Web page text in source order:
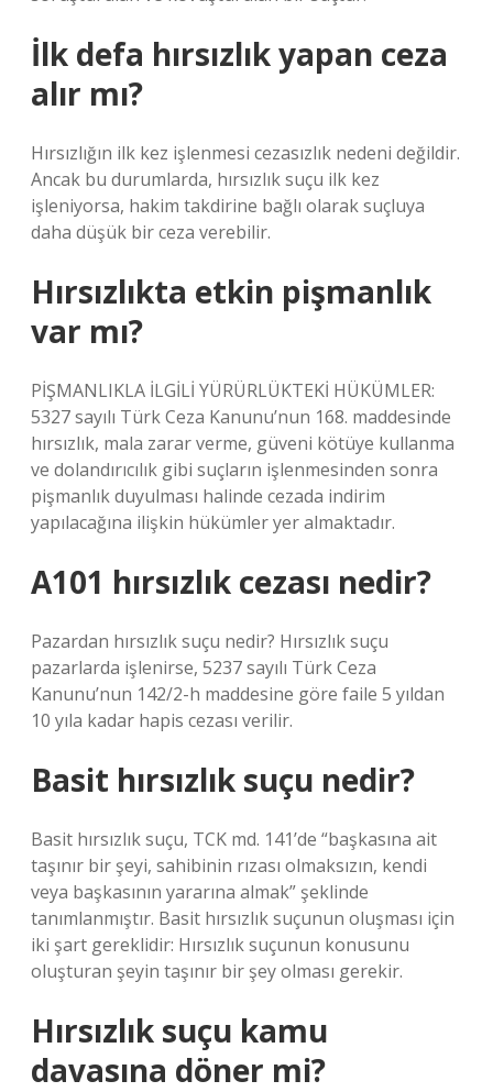
İlk defa hırsızlık yapan ceza
alır mı?
Hırsızlığın ilk kez işlenmesi cezasızlık nedeni değildir.
Ancak bu durumlarda, hırsızlık suçu ilk kez
işleniyorsa, hakim takdirine bağlı olarak suçluya
daha düşük bir ceza verebilir.
Hırsızlıkta etkin pişmanlık
var mı?
PİŞMANLIKLA İLGİLİ YÜRÜRLÜKTEKİ HÜKÜMLER:
5327 sayılı Türk Ceza Kanunu’nun 168. maddesinde
hırsızlık, mala zarar verme, güveni kötüye kullanma
ve dolandırıcılık gibi suçların işlenmesinden sonra
pişmanlık duyulması halinde cezada indirim
yapılacağına ilişkin hükümler yer almaktadır.
A101 hırsızlık cezası nedir?
Pazardan hırsızlık suçu nedir? Hırsızlık suçu
pazarlarda işlenirse, 5237 sayılı Türk Ceza
Kanunu’nun 142/2-h maddesine göre faile 5 yıldan
10 yıla kadar hapis cezası verilir.
Basit hırsızlık suçu nedir?
Basit hırsızlık suçu, TCK md. 141’de “başkasına ait
taşınır bir şeyi, sahibinin rızası olmaksızın, kendi
veya başkasının yararına almak” şeklinde
tanımlanmıştır. Basit hırsızlık suçunun oluşması için
iki şart gereklidir: Hırsızlık suçunun konusunu
oluşturan şeyin taşınır bir şey olması gerekir.
Hırsızlık suçu kamu
davasına döner mi?